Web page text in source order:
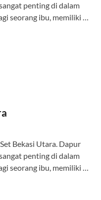
penting di dalam
seorang ibu, memiliki …
Bekasi Utara. Dapur
penting di dalam
seorang ibu, memiliki …